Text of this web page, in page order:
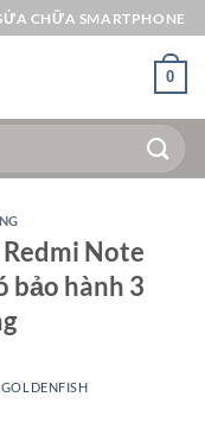
CHỮA SMARTPHONE
0
Note
bảo hành 3
GOLDENFISH